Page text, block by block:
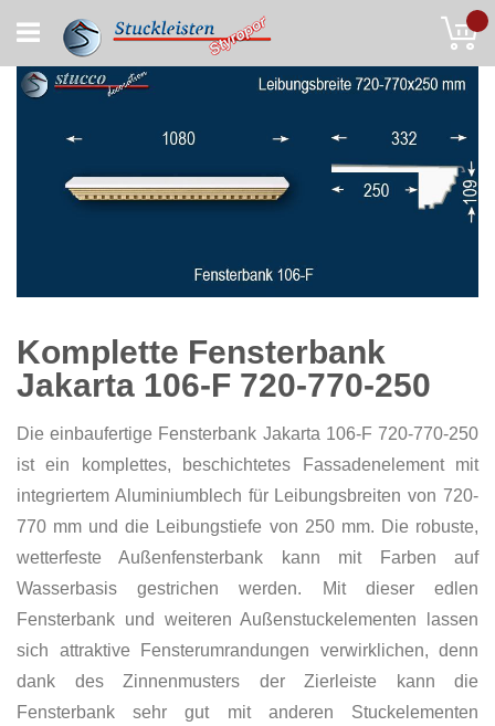
to
Content
Komplette Fensterbank
Jakarta 106-F 720-770-250
Die einbaufertige Fensterbank Jakarta 106-F 720-770-250
ist ein komplettes, beschichtetes Fassadenelement mit
integriertem Aluminiumblech für Leibungsbreiten von 720-
770 mm und die Leibungstiefe von 250 mm. Die robuste,
wetterfeste Außenfensterbank kann mit Farben auf
Wasserbasis gestrichen werden. Mit dieser edlen
Fensterbank und weiteren Außenstuckelementen lassen
sich attraktive Fensterumrandungen verwirklichen, denn
dank des Zinnenmusters der Zierleiste kann die
Fensterbank sehr gut mit anderen Stuckelementen